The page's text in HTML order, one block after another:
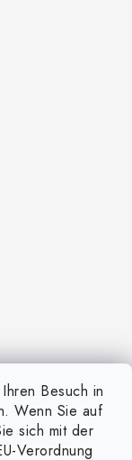
Besuch in
Wenn Sie auf
sich mit der
Verordnung